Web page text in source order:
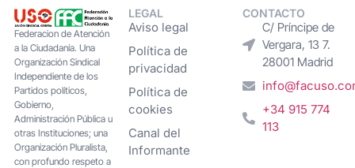
Federacion de Atención
a la Ciudadanía. Una
Organización Sindical
Independiente de los
Partidos políticos,
Gobierno,
Administración Pública u
otras Instituciones; una
Organización Pluralista,
con profundo respeto a
LEGAL
Aviso legal
Política de
privacidad
Política de
cookies
Canal del
Informante
CONTACTO
C/ Príncipe de
Vergara, 13 7.
28001 Madrid
+34 915 774
113